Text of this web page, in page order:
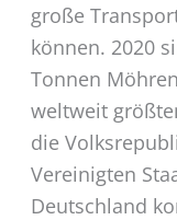
große
können. 2020
Tonnen
weltweit
die
Vereinigten
Deutschland